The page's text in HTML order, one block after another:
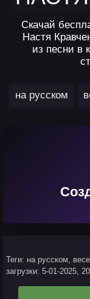
Скачай
Настя
из песни в
на русском
Теги: на русском,
загрузки: 5-01-2025,